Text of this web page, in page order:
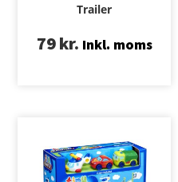
Trailer
79kr. Inkl. moms